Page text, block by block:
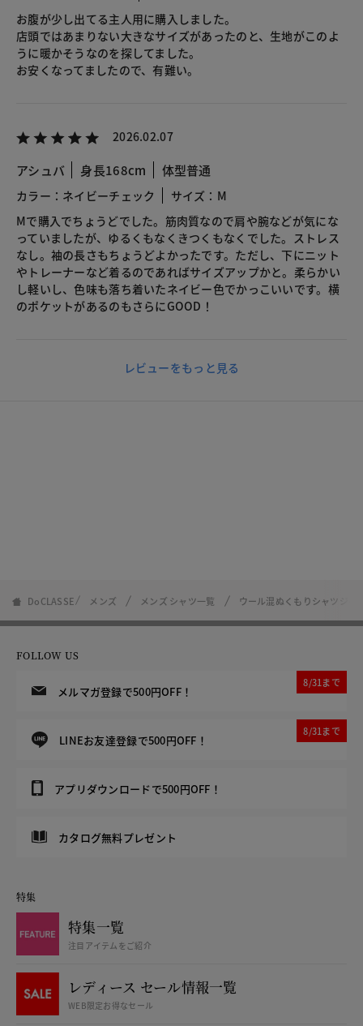
お腹が少し出てる主人用に購入しました。
店頭ではあまりない大きなサイズがあったのと、生地がこのよ
うに暖かそうなのを探してました。
お安くなってましたので、有難い。
2026.02.07
アシュバ 身長168cm 体型普通
カラー：ネイビーチェック
サイズ：M
Mで購入でちょうどでした。筋肉質なので肩や腕などが気にな
っていましたが、ゆるくもなくきつくもなくでした。ストレス
なし。袖の長さもちょうどよかったです。ただし、下にニット
やトレーナーなど着るのであればサイズアップかと。柔らかい
し軽いし、色味も落ち着いたネイビー色でかっこいいです。横
のポケットがあるのもさらにGOOD！
レビューをもっと見る
DoCLASSE メンズ メンズ シャツ一覧 ウール混ぬくもりシャツジャ
FOLLOW US
メルマガ登録で500円OFF！
8/31まで
LINEお友達登録で500円OFF！
8/31まで
アプリダウンロードで500円OFF！
カタログ無料プレゼント
特集
特集一覧
注目アイテムをご紹介
レディース セール情報一覧
WEB限定お得なセール